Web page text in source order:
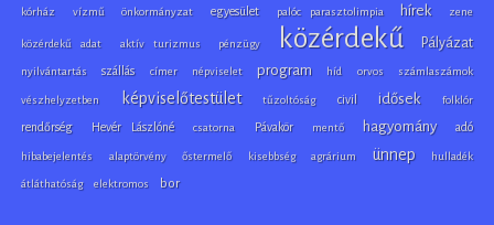
kórház vízmű önkormányzat egyesület palóc parasztolimpia hírek zene
közérdekű adat aktív turizmus pénzügy közérdekű Pályázat
nyilvántartás szállás címer népviselet program híd orvos számlaszámok
vészhelyzetben képviselőtestület tűzoltóság civil idősek folklór
rendőrség Hevér Lászlóné csatorna Pávakör mentő hagyomány adó
hibabejelentés alaptörvény őstermelő kisebbség agrárium ünnep hulladék
átláthatóság elektromos bor